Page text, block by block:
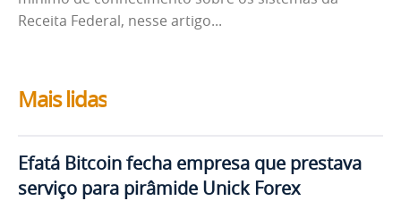
Receita Federal, nesse artigo...
Mais lidas
Efatá Bitcoin fecha empresa que prestava
serviço para pirâmide Unick Forex